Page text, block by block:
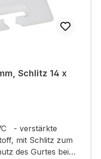
Schlitz 14 x
- verstärkte
mit Schlitz zum
des Gurtes bei